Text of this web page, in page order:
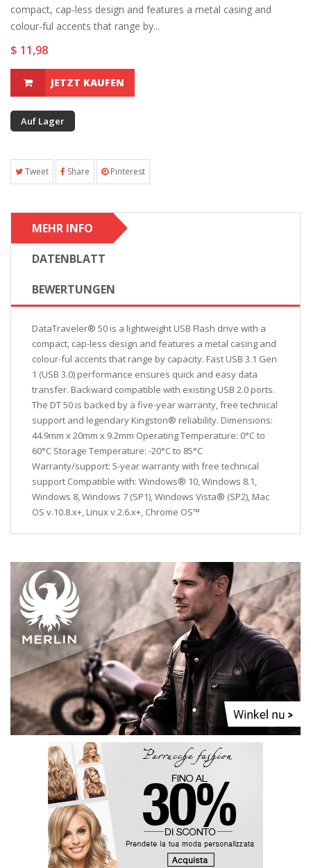
compact, cap-less design and features a metal casing and
colour-ful accents that range by...
$ 11,98
JETZT KAUFEN
Auf Lager
Tweet Share Pinterest
MEHR INFO
DATENBLATT
BEWERTUNGEN
DataTraveler® 50 is a lightweight USB Flash drive with a
compact, cap-less design and features a metal casing and
colour-ful accents that range by capacity. Fast USB 3.1 Gen
1 (USB 3.0) performance ensures quick and easy data
transfer. Backward compatible with existing USB 2.0 ports.
The DT 50 is backed by a five-year warranty, free technical
support and legendary Kingston® reliability. Dimensions:
44.9mm x 20mm x 9.2mm Operating Temperature: 0°C to
60°C Storage Temperature: -20°C to 85°C
Warranty/support: 5-year warranty with free technical
support Compatible with: Windows® 10, Windows 8.1,
Windows 8, Windows 7 (SP1), Windows Vista® (SP2), Mac
OS v.10.8.x+, Linux v.2.6.x+, Chrome OS™